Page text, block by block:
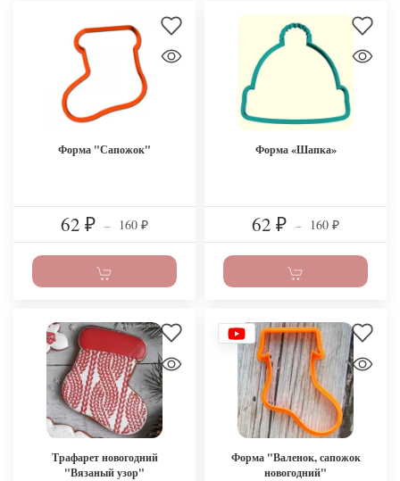
Форма "Сапожок"
62 ₽ – 160 ₽
Форма «Шапка»
62 ₽ – 160 ₽
Трафарет новогодний
"Вязаный узор"
Форма "Валенок, сапожок
новогодний"